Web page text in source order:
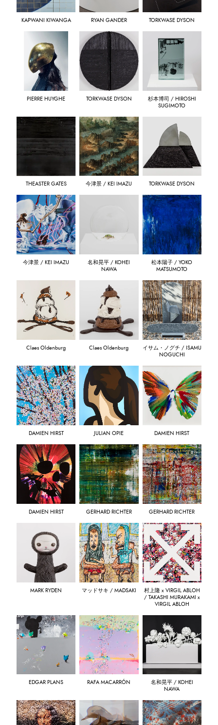
KAPWANI KIWANGA RYAN GANDER TORKWASE DYSON
PIERRE HUYGHE TORKWASE DYSON
杉本博司 / HIROSHI
SUGIMOTO
THEASTER GATES 今津景 / KEI IMAZU TORKWASE DYSON
今津景 / KEI IMAZU
名和晃平 / KOHEI
NAWA
松本陽子 / YOKO
MATSUMOTO
Claes Oldenburg Claes Oldenburg
イサム・ノグチ / ISAMU
NOGUCHI
DAMIEN HIRST JULIAN OPIE DAMIEN HIRST
DAMIEN HIRST GERHARD RICHTER GERHARD RICHTER
MARK RYDEN マッドサキ / MADSAKI
村上隆 x VIRGIL ABLOH
/ TAKASHI MURAKAMI x
VIRGIL ABLOH
EDGAR PLANS RAFA MACARRÓN
名和晃平 / KOHEI
NAWA